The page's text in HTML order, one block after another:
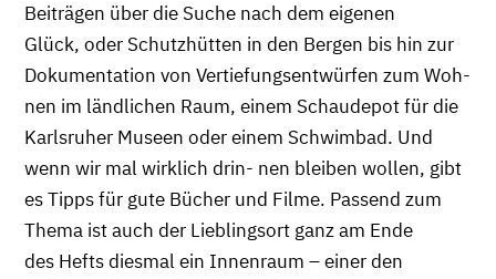
Beiträgen über die Suche nach dem eigenen
Glück, oder Schutzhütten in den Bergen bis hin zur
Dokumentation von Vertiefungsentwürfen zum Woh-
nen im ländlichen Raum, einem Schaudepot für die
Karlsruher Museen oder einem Schwimbad. Und
wenn wir mal wirklich drin- nen bleiben wollen, gibt
es Tipps für gute Bücher und Filme. Passend zum
Thema ist auch der Lieblingsort ganz am Ende
des Hefts diesmal ein Innenraum – einer den